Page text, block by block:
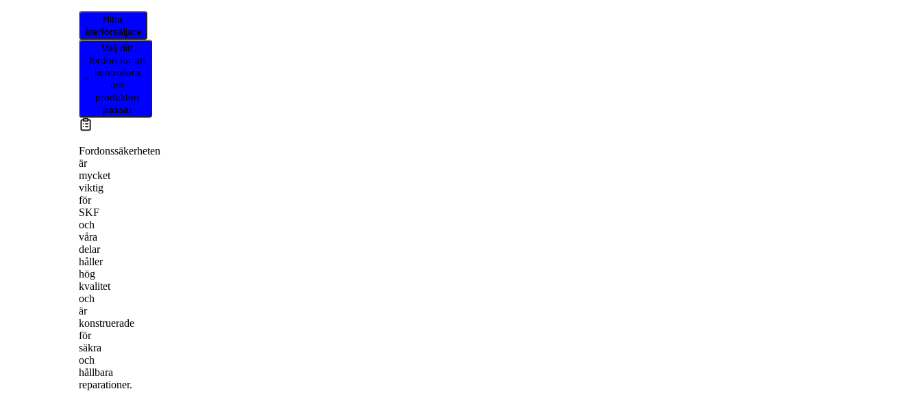
Hitta
återförsäljare
Välj ditt
fordon för att
kontrollera
om
produkten
passar
Fordonssäkerheten
är
mycket
viktig
för
SKF
och
våra
delar
håller
hög
kvalitet
och
är
konstruerade
för
säkra
och
hållbara
reparationer.